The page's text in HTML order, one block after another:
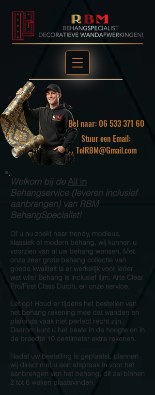
Stuur een Email:
TolRBM@Gmail.com
Bel naar: 06 533 371 60
Welkom bij deAll in
Behangservice (leveren inclusief
aanbrengen) van RBM
BehangSpecialist!
Of u nu zoekt naar trendy, modieus,
klassiek of modern behang, wij kunnen u
voorzien van al uw behang wensen. Met
onze zeer grote behang collectie van
goede kwaliteit is er werkelijk voor ieder
wat wils! Behang is inclusief lijm: Arte Clear
Pro/First Class Dutch, en onze service.
Let op! Houd er tijdens het bestellen van
het behang rekening mee dat wanden en
plafonds vaak niet perfect recht zijn.
Daarom kunt u het beste in de hoogte en in
de breedte 10 centimeter extra rekenen.
Nadat uw bestelling is geplaatst, plannen
wij direct met u een afspraak in voor het
aanbrengen van het behang, dit zal binnen
2 tot 6 weken plaatsvinden.